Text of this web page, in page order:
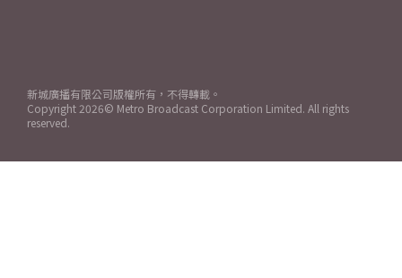
新城廣播有限公司版權所有，不得轉載。
Copyright 2026© Metro Broadcast Corporation Limited. All rights
reserved.